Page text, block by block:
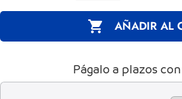
 AÑADIR AL
Págalo a plazos con